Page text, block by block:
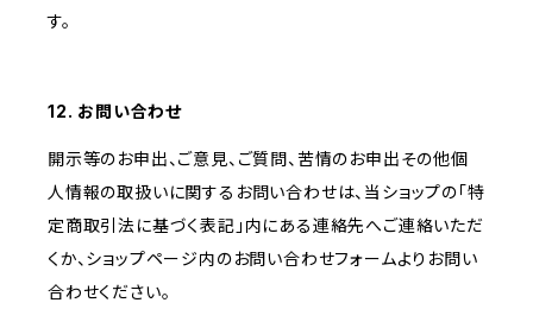
す。
12. お問い合わせ
開示等のお申出、ご意見、ご質問、苦情のお申出その他個
人情報の取扱いに関するお問い合わせは、当ショップの「特
定商取引法に基づく表記」内にある連絡先へご連絡いただ
くか、ショップページ内のお問い合わせフォームよりお問い
合わせください。